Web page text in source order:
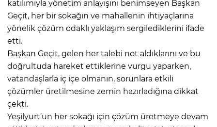
katılımıyla yönetim anlayışını benimseyen Başkan
Geçit, her bir sokağın ve mahallenin ihtiyaçlarına
yönelik çözüm odaklı yaklaşım sergilediklerini ifade
etti.
Başkan Geçit, gelen her talebi not aldıklarını ve bu
doğrultuda hareket ettiklerine vurgu yaparken,
vatandaşlarla iç içe olmanın, sorunlara etkili
çözümler üretilmesine zemin hazırladığına dikkat
çekti.
Yeşilyurt’un her sokağı için çözüm üretmeye devam